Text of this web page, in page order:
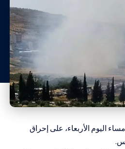
اليوم الأربعاء، على إحراق